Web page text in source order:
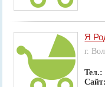
Я
г.
Тел.:
Сайт: